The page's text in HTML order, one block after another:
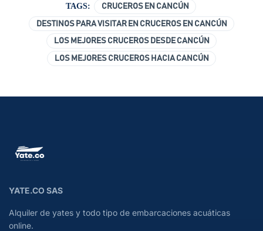
TAGS: CRUCEROS EN CANCÚN
DESTINOS PARA VISITAR EN CRUCEROS EN CANCÚN
LOS MEJORES CRUCEROS DESDE CANCÚN
LOS MEJORES CRUCEROS HACIA CANCÚN
YATE.CO SAS
Alquiler de yates y todo tipo de embarcaciones acuáticas
online.